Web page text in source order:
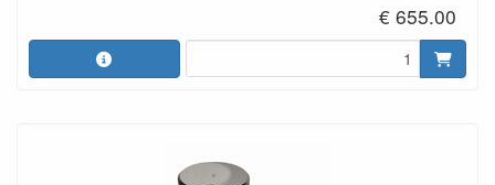
€ 655.00